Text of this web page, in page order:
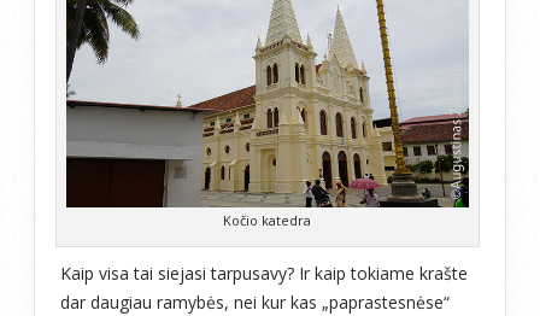
Kočio katedra
Kaip visa tai siejasi tarpusavy? Ir kaip tokiame krašte
dar daugiau ramybės, nei kur kas „paprastesnėse“